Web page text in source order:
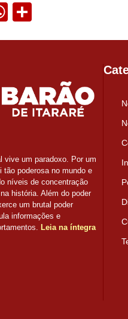
WhatsApp
vive um paradoxo. Por um
tão poderosa no mundo e
níveis de concentração
história. Além do poder
um brutal poder
informações e
Leia na íntegra